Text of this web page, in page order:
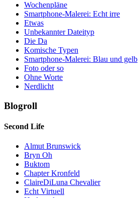
Wochenpläne
Smartphone-Malerei: Echt irre
Etwas
Unbekannter Dateityp
Die Da
Komische Typen
Smartphone-Malerei: Blau und gelb
Foto oder so
Ohne Worte
Nerdlicht
Blogroll
Second Life
Almut Brunswick
Bryn Oh
Buktom
Chapter Kronfeld
ClaireDiLuna Chevalier
Echt Virtuell